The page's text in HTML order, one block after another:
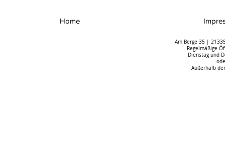
Home
Am Berge 35 |
Regelmäßige
Dienstag und
Außerhalb